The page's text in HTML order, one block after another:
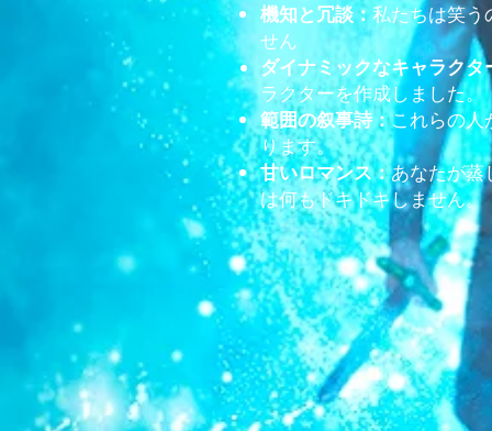
機知と冗談： 私たちは笑う
せん
ダイナミックなキャラクタ
ラクターを作成しました。
範囲の叙事詩：これらの人
ります。
甘いロマンス：あなたが蒸
は何もドキドキしません。